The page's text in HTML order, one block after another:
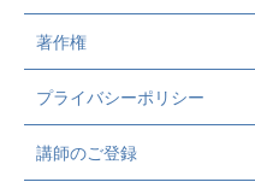
著作権
プライバシーポリシー
講師のご登録